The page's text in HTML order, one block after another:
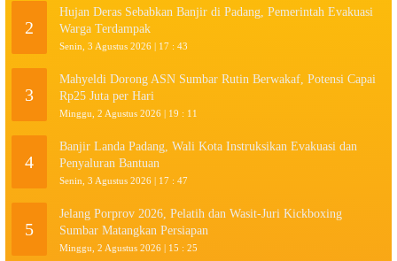
2
Hujan Deras Sebabkan Banjir di Padang, Pemerintah Evakuasi
Warga Terdampak
Senin, 3 Agustus 2026 | 17 : 43
3
Mahyeldi Dorong ASN Sumbar Rutin Berwakaf, Potensi Capai
Rp25 Juta per Hari
Minggu, 2 Agustus 2026 | 19 : 11
4
Banjir Landa Padang, Wali Kota Instruksikan Evakuasi dan
Penyaluran Bantuan
Senin, 3 Agustus 2026 | 17 : 47
5
Jelang Porprov 2026, Pelatih dan Wasit-Juri Kickboxing
Sumbar Matangkan Persiapan
Minggu, 2 Agustus 2026 | 15 : 25